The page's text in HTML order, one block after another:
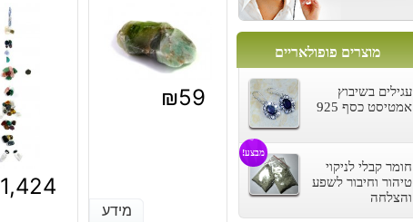
מוצרים פופולאריים
עגילים בשיבוץ
אמטיסט כסף 925
חומר קבלי לניקוי
טיהור וחיבור לשפע
והצלחה
מבצע!
₪59
מידע
מידע
1,424